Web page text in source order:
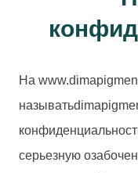
На www.
называть
серьезную